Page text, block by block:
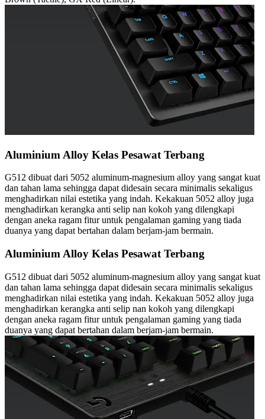
Aluminium Alloy Kelas Pesawat Terbang
G512 dibuat dari 5052 aluminum-magnesium alloy yang sangat kuat
dan tahan lama sehingga dapat didesain secara minimalis sekaligus
menghadirkan nilai estetika yang indah. Kekakuan 5052 alloy juga
menghadirkan kerangka anti selip nan kokoh yang dilengkapi
dengan aneka ragam fitur untuk pengalaman gaming yang tiada
duanya yang dapat bertahan dalam berjam-jam bermain.
Aluminium Alloy Kelas Pesawat Terbang
G512 dibuat dari 5052 aluminum-magnesium alloy yang sangat kuat
dan tahan lama sehingga dapat didesain secara minimalis sekaligus
menghadirkan nilai estetika yang indah. Kekakuan 5052 alloy juga
menghadirkan kerangka anti selip nan kokoh yang dilengkapi
dengan aneka ragam fitur untuk pengalaman gaming yang tiada
duanya yang dapat bertahan dalam berjam-jam bermain.